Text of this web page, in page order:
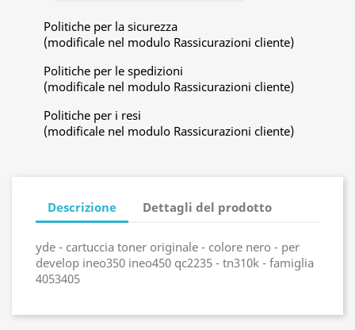
Politiche per la sicurezza
(modificale nel modulo Rassicurazioni cliente)
Politiche per le spedizioni
(modificale nel modulo Rassicurazioni cliente)
Politiche per i resi
(modificale nel modulo Rassicurazioni cliente)
Descrizione Dettagli del prodotto
yde - cartuccia toner originale - colore nero - per
develop ineo350 ineo450 qc2235 - tn310k - famiglia
4053405